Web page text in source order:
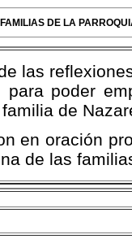
DE LA
las
para poder
de
en oración
de las